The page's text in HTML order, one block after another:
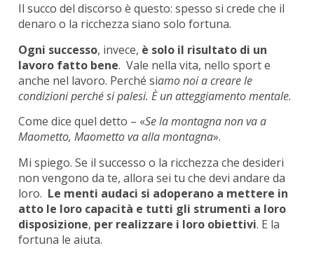
Il succo del discorso è questo: spesso si crede che il
denaro o la ricchezza siano solo fortuna.
Ogni successo, invece, è solo il risultato di un
lavoro fatto bene. Vale nella vita, nello sport e
anche nel lavoro. Perché siamo noi a creare le
condizioni perché si palesi. È un atteggiamento mentale.
Come dice quel detto – «Se la montagna non va a
Maometto, Maometto va alla montagna».
Mi spiego. Se il successo o la ricchezza che desideri
non vengono da te, allora sei tu che devi andare da
loro. Le menti audaci si adoperano a mettere in
atto le loro capacità e tutti gli strumenti a loro
disposizione, per realizzare i loro obiettivi. E la
fortuna le aiuta.